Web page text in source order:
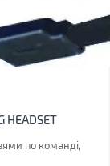
HEADSET
по команді,